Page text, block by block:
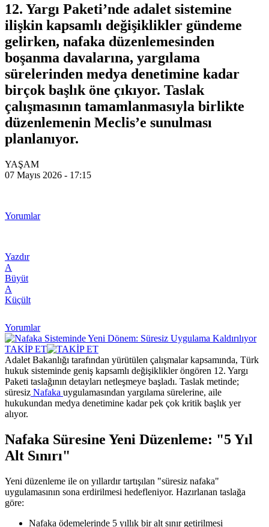
12. Yargı Paketi’nde adalet sistemine
ilişkin kapsamlı değişiklikler gündeme
gelirken, nafaka düzenlemesinden
boşanma davalarına, yargılama
sürelerinden medya denetimine kadar
birçok başlık öne çıkıyor. Taslak
çalışmasının tamamlanmasıyla birlikte
düzenlemenin Meclis’e sunulması
planlanıyor.
YAŞAM
07 Mayıs 2026 - 17:15
Yorumlar
Yazdır
A
Büyüt
A
Küçült
Yorumlar
TAKİP ET
Adalet Bakanlığı tarafından yürütülen çalışmalar kapsamında, Türk
hukuk sisteminde geniş kapsamlı değişiklikler öngören 12. Yargı
Paketi taslağının detayları netleşmeye başladı. Taslak metinde;
süresiz Nafaka uygulamasından yargılama sürelerine, aile
hukukundan medya denetimine kadar pek çok kritik başlık yer
alıyor.
Nafaka Süresine Yeni Düzenleme: "5 Yıl
Alt Sınırı"
Yeni düzenleme ile on yıllardır tartışılan "süresiz nafaka"
uygulamasının sona erdirilmesi hedefleniyor. Hazırlanan taslağa
göre:
Nafaka ödemelerinde 5 yıllık bir alt sınır getirilmesi